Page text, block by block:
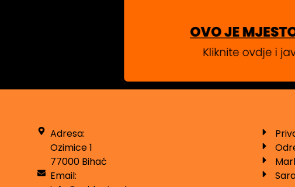
Adresa:
Ozimice 1
77000 Bihać
Email: